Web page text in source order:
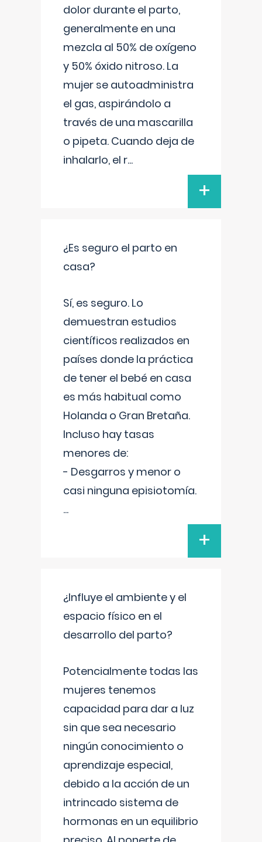
dolor durante el parto,
generalmente en una
mezcla al 50% de oxígeno
y 50% óxido nitroso. La
mujer se autoadministra
el gas, aspirándolo a
través de una mascarilla
o pipeta. Cuando deja de
inhalarlo, el r...
+
¿Es seguro el parto en
casa?
Sí, es seguro. Lo
demuestran estudios
científicos realizados en
países donde la práctica
de tener el bebé en casa
es más habitual como
Holanda o Gran Bretaña.
Incluso hay tasas
menores de:
- Desgarros y menor o
casi ninguna episiotomía.
...
+
¿Influye el ambiente y el
espacio físico en el
desarrollo del parto?
Potencialmente todas las
mujeres tenemos
capacidad para dar a luz
sin que sea necesario
ningún conocimiento o
aprendizaje especial,
debido a la acción de un
intrincado sistema de
hormonas en un equilibrio